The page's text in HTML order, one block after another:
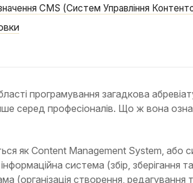
CMS (Систем Управління
програмування загадкова
серед професіоналів. Що ж вона
як Content Management System, або
система (збір, зберігання
(організація створення, редагування